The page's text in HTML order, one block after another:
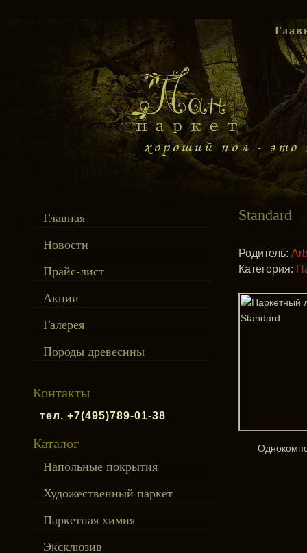
Главная
Новости
Прайс-лист
Акции
Галерея
Породы древесины
Контакты
тел. +7(495)789-01-38
Каталог
Напольные покрытия
Художественный паркет
Паркетная химия
Эксклюзив
Standard
Родитель:
Категория: